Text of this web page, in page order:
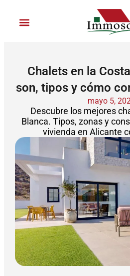
contenido
Chalets en la
son, tipos y cómo
mayo 5,
Descubre los mejores
Blanca. Tipos, zonas y
vivienda en Alicante